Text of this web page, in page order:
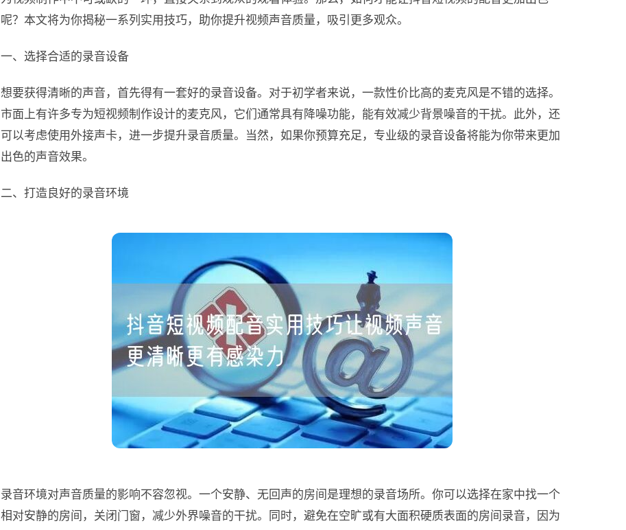
呢？本文将为你揭秘一系列实用技巧，助你提升视频声音质量，吸引更多观众。
一、选择合适的录音设备
想要获得清晰的声音，首先得有一套好的录音设备。对于初学者来说，一款性价比高的麦克风是不错的选择。
市面上有许多专为短视频制作设计的麦克风，它们通常具有降噪功能，能有效减少背景噪音的干扰。此外，还
可以考虑使用外接声卡，进一步提升录音质量。当然，如果你预算充足，专业级的录音设备将能为你带来更加
出色的声音效果。
二、打造良好的录音环境
录音环境对声音质量的影响不容忽视。一个安静、无回声的房间是理想的录音场所。你可以选择在家中找一个
相对安静的房间，关闭门窗，减少外界噪音的干扰。同时，避免在空旷或有大面积硬质表面的房间录音，因为